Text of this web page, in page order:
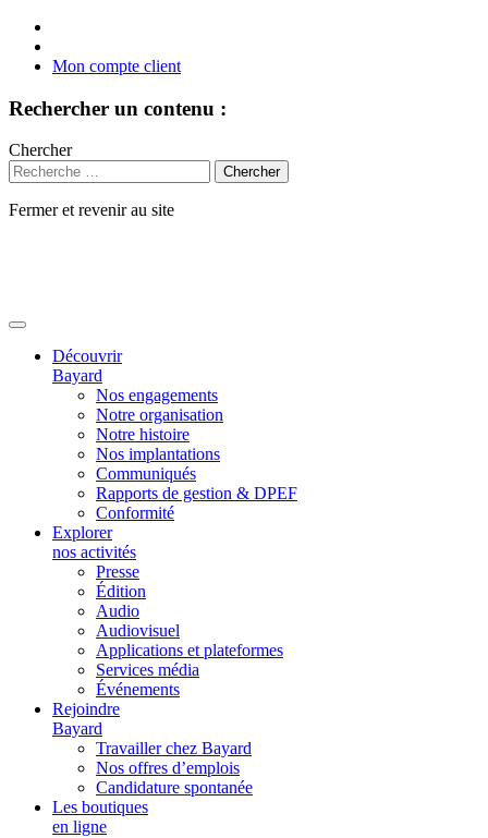
Mon compte client
Rechercher un contenu :
Chercher
Fermer et revenir au site
Découvrir
Bayard
Nos engagements
Notre organisation
Notre histoire
Nos implantations
Communiqués
Rapports de gestion & DPEF
Conformité
Explorer
nos activités
Presse
Édition
Audio
Audiovisuel
Applications et plateformes
Services média
Événements
Rejoindre
Bayard
Travailler chez Bayard
Nos offres d’emplois
Candidature spontanée
Les boutiques
en ligne